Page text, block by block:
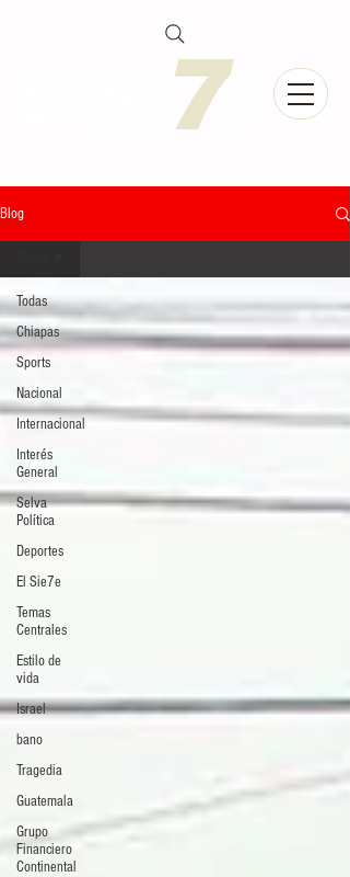
Blog
Todas
Chiapas
Sports
Nacional
Internacional
Interés
General
Selva
Política
Deportes
El Sie7e
Temas
Centrales
Estilo de
vida
Israel
bano
Tragedia
Guatemala
Grupo
Financiero
Continental